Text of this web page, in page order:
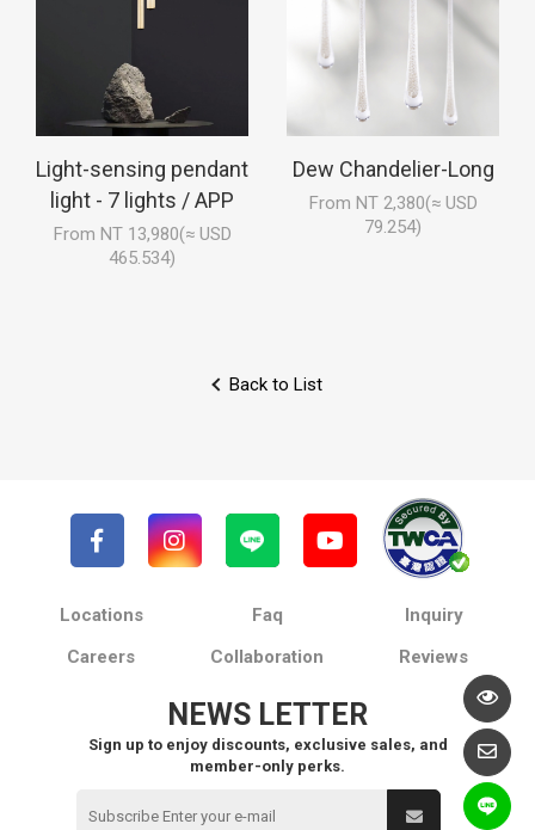
Light-sensing pendant
light - 7 lights / APP
From NT 13,980(≈ USD
465.534)
Dew Chandelier-Long
From NT 2,380(≈ USD
79.254)
Back to List
Locations Faq
Inquiry
Careers
Collaboration Reviews
NEWS LETTER
Sign up to enjoy discounts, exclusive sales, and
member-only perks.